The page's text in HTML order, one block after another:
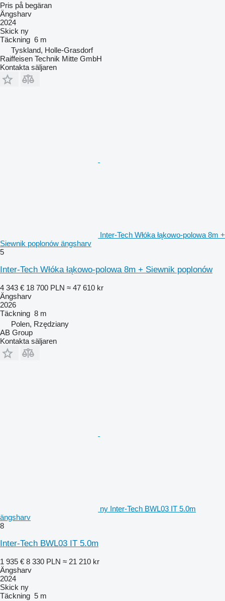
Pris på begäran
Ängsharv
2024
Skick ny
Täckning 6 m
Tyskland, Holle-Grasdorf
Raiffeisen Technik Mitte GmbH
Kontakta säljaren
Inter-Tech Włóka łąkowo-polowa 8m +
Siewnik poplonów ängsharv
5
Inter-Tech Włóka łąkowo-polowa 8m + Siewnik poplonów
4 343 € 18 700 PLN ≈ 47 610 kr
Ängsharv
2026
Täckning 8 m
Polen, Rzędziany
AB Group
Kontakta säljaren
ny Inter-Tech BWL03 IT 5.0m
ängsharv
8
Inter-Tech BWL03 IT 5.0m
1 935 € 8 330 PLN ≈ 21 210 kr
Ängsharv
2024
Skick ny
Täckning 5 m